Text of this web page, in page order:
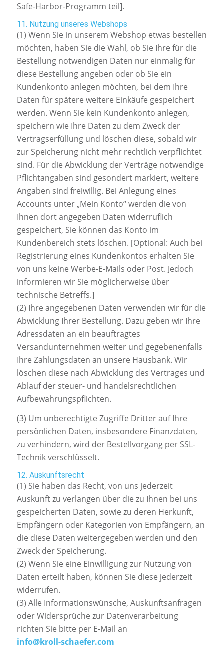
Safe-Harbor-Programm teil].
11. Nutzung unseres Webshops
(1) Wenn Sie in unserem Webshop etwas bestellen
möchten, haben Sie die Wahl, ob Sie Ihre für die
Bestellung notwendigen Daten nur einmalig für
diese Bestellung angeben oder ob Sie ein
Kundenkonto anlegen möchten, bei dem Ihre
Daten für spätere weitere Einkäufe gespeichert
werden. Wenn Sie kein Kundenkonto anlegen,
speichern wie Ihre Daten zu dem Zweck der
Vertragserfüllung und löschen diese, sobald wir
zur Speicherung nicht mehr rechtlich verpflichtet
sind. Für die Abwicklung der Verträge notwendige
Pflichtangaben sind gesondert markiert, weitere
Angaben sind freiwillig. Bei Anlegung eines
Accounts unter „Mein Konto“ werden die von
Ihnen dort angegeben Daten widerruflich
gespeichert, Sie können das Konto im
Kundenbereich stets löschen. [Optional: Auch bei
Registrierung eines Kundenkontos erhalten Sie
von uns keine Werbe-E-Mails oder Post. Jedoch
informieren wir Sie möglicherweise über
technische Betreffs.]
(2) Ihre angegebenen Daten verwenden wir für die
Abwicklung Ihrer Bestellung. Dazu geben wir Ihre
Adressdaten an ein beauftragtes
Versandunternehmen weiter und gegebenenfalls
Ihre Zahlungsdaten an unsere Hausbank. Wir
löschen diese nach Abwicklung des Vertrages und
Ablauf der steuer- und handelsrechtlichen
Aufbewahrungspflichten.
(3) Um unberechtigte Zugriffe Dritter auf Ihre
persönlichen Daten, insbesondere Finanzdaten,
zu verhindern, wird der Bestellvorgang per SSL-
Technik verschlüsselt.
12. Auskunftsrecht
(1) Sie haben das Recht, von uns jederzeit
Auskunft zu verlangen über die zu Ihnen bei uns
gespeicherten Daten, sowie zu deren Herkunft,
Empfängern oder Kategorien von Empfängern, an
die diese Daten weitergegeben werden und den
Zweck der Speicherung.
(2) Wenn Sie eine Einwilligung zur Nutzung von
Daten erteilt haben, können Sie diese jederzeit
widerrufen.
(3) Alle Informationswünsche, Auskunftsanfragen
oder Widersprüche zur Datenverarbeitung
richten Sie bitte per E-Mail an
info@kroll-schaefer.com